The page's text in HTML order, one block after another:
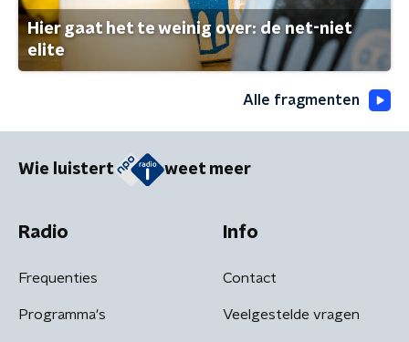
Hier gaat het te weinig over: de net-niet
elite
Alle fragmenten
Wie luistert weet meer
Radio
Frequenties
Programma's
Info
Contact
Veelgestelde vragen